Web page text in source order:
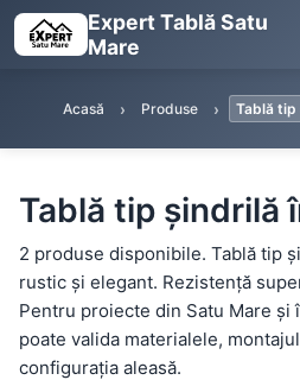
Expert Tablă Satu
Mare
Acasă Produse Tablă tip
Tablă tip șindrilă
2 produse disponibile. Tablă tip
rustic și elegant. Rezistență
Pentru proiecte din Satu Mare și
poate valida materialele,
configurația aleasă.